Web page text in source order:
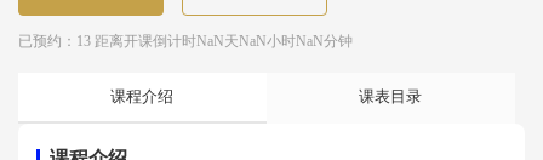
已预约：13 距离开课倒计时NaN天NaN小时NaN分钟
课程介绍 课表目录